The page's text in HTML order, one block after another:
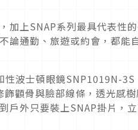
加上SNAP系列最具代表性
論通勤、旅遊或約會，都能
性波士頓眼鏡SNP1019N-3S
顴骨與臉部線條，透光感
戶外只要裝上SNAP掛片，